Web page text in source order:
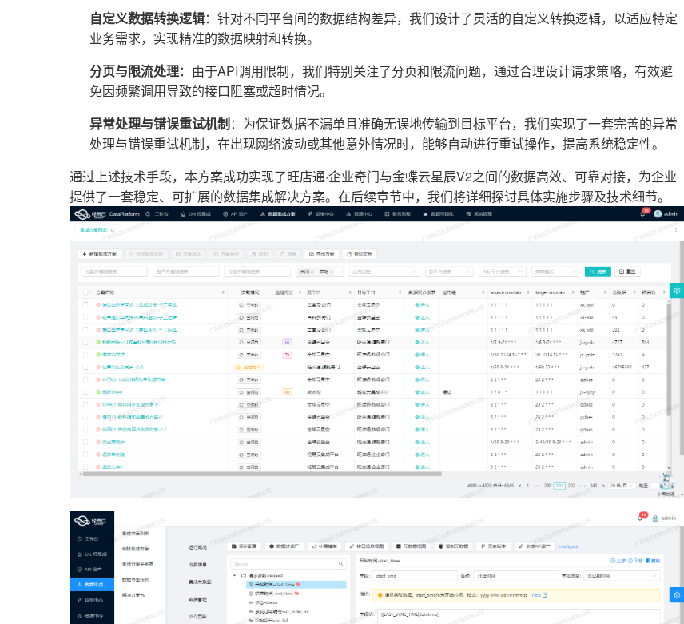
自定义数据转换逻辑：针对不同平台间的数据结构差异，我们设计了灵活的自定义转换逻辑，以适应特定
业务需求，实现精准的数据映射和转换。
分页与限流处理：由于API调用限制，我们特别关注了分页和限流问题，通过合理设计请求策略，有效避
免因频繁调用导致的接口阻塞或超时情况。
异常处理与错误重试机制：为保证数据不漏单且准确无误地传输到目标平台，我们实现了一套完善的异常
处理与错误重试机制，在出现网络波动或其他意外情况时，能够自动进行重试操作，提高系统稳定性。
通过上述技术手段，本方案成功实现了旺店通·企业奇门与金蝶云星辰V2之间的数据高效、可靠对接，为企业
提供了一套稳定、可扩展的数据集成解决方案。在后续章节中，我们将详细探讨具体实施步骤及技术细节。